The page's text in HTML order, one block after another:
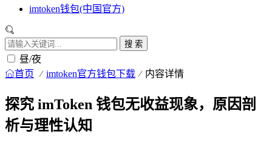
imtoken钱包(中国官方)
搜 索
昼/夜
首页 imtoken官方钱包下载 内容详情
探究 imToken 钱包无收益现象，原因剖
析与理性认知